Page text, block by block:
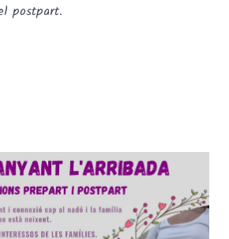
postpart.